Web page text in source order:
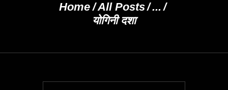
Home All Posts ...
योगिनी दशा